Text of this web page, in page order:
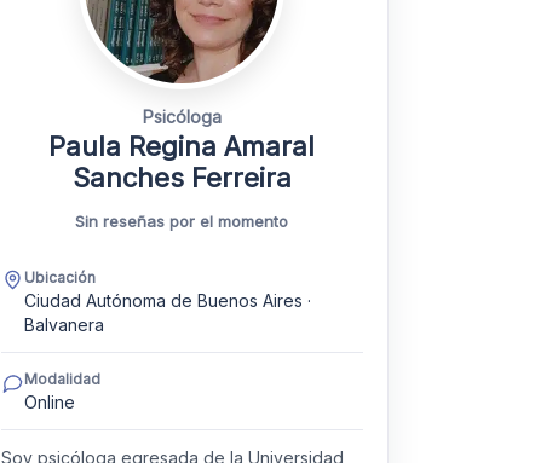
Psicóloga
Paula Regina Amaral
Sanches Ferreira
Sin reseñas por el momento
Ubicación
Ciudad Autónoma de Buenos Aires ·
Balvanera
Modalidad
Online
Soy psicóloga egresada de la Universidad